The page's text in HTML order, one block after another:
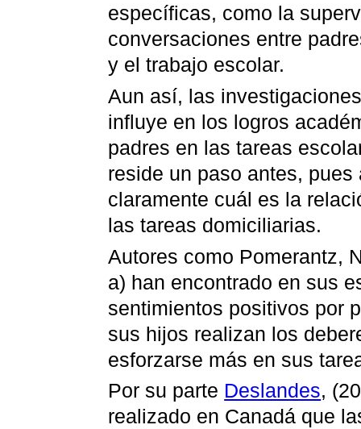
específicas, como la
conversaciones entre
y el trabajo escolar.
Aun así, las
influye en los logros
padres en las tareas
reside un paso antes,
claramente cuál es la
las tareas domiciliarias.
Autores como Pomerantz,
a) han encontrado en sus
sentimientos positivos por
sus hijos realizan los
esforzarse más en sus
Por su parte Deslandes,
realizado en Canadá que